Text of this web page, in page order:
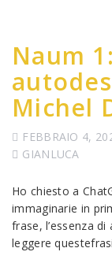
Naum
Michel
FEBBRAIO 4,
GIANLUCA
Ho chiesto a
immaginarie in
frase, l’essenza
leggere